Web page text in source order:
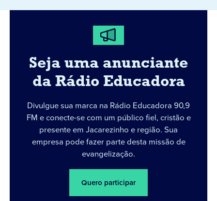
Seja uma anunciante
da Rádio Educadora
Divulgue sua marca na Rádio Educadora 90,9
FM e conecte-se com um público fiel, cristão e
presente em Jacarezinho e região. Sua
empresa pode fazer parte desta missão de
evangelização.
Quero participar